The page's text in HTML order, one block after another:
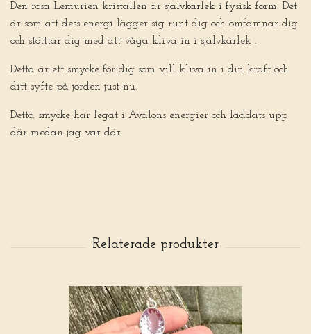
Den rosa Lemurien kristallen är självkärlek i fysisk form. Det
är som att dess energi lägger sig runt dig och omfamnar dig
och stötttar dig med att våga kliva in i självkärlek .
Detta är ett smycke för dig som vill kliva in i din kraft och
ditt syfte på jorden just nu.
Detta smycke har legat i Avalons energier och laddats upp
där medan jag var där.